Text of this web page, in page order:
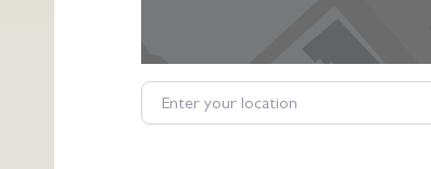
Enter your location